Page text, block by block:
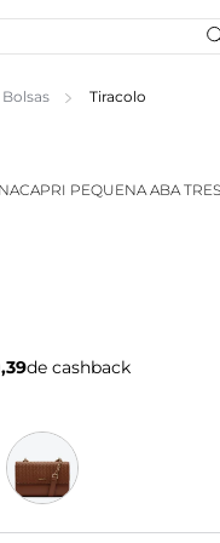
Bolsas Tiracolo
PEQUENA ABA
de cashback